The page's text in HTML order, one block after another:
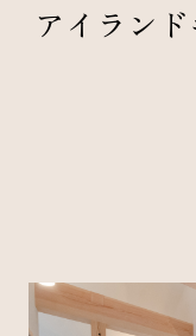
アイラン